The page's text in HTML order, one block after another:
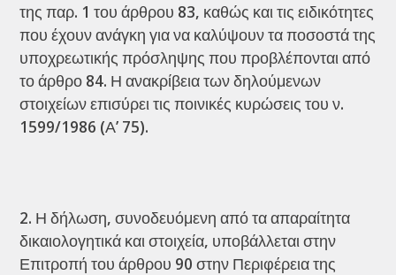
της παρ. 1 του άρθρου 83, καθώς και τις ειδικότητες
που έχουν ανάγκη για να καλύψουν τα ποσοστά της
υποχρεωτικής πρόσληψης που προβλέπονται από
το άρθρο 84. Η ανακρίβεια των δηλούμενων
στοιχείων επισύρει τις ποινικές κυρώσεις του ν.
1599/1986 (Α’ 75).
Η δήλωση, συνοδευόμενη από τα απαραίτητα
δικαιολογητικά και στοιχεία, υποβάλλεται στην
Επιτροπή του άρθρου 90 στην Περιφέρεια της